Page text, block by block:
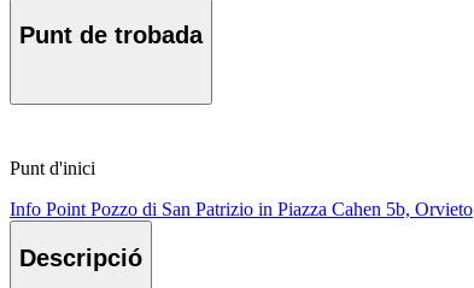
Punt de trobada
Punt d'inici
Info Point Pozzo di San Patrizio in Piazza Cahen 5b, Orvieto
Descripció